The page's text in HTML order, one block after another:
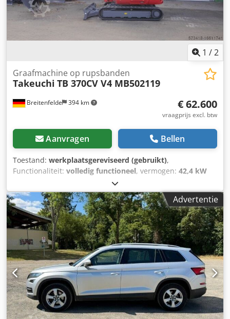
1 /2
Breitenfelde 394 km
Graafmachine op rupsbanden
Takeuchi TB 370CV V4 MB502119
€ 62.600
vraagprijs excl. btw
Aanvragen Bellen
Toestand: werkplaatsgereviseerd (gebruikt),
Functionaliteit: volledig functioneel, vermogen: 42,4 kW
diesel
Bouwjaar:2020, bedrijfsturen:2.350 h, Uitrusting:UVV
veiligheidskeuring, airconditioning, boordcomputer,
cabine, extra koplampen, grijperhydrauliek, hydraulica,
hydraulische hamer, rubberen rupsbanden,
Programmeerbaar extra regelcircuit met proport.
besturing + AB, programmeerbare extra schakeling met
proport. besturing, extra circuit voor hydr. snelwissel,
Dcodpfx Aqot I Tp Solsk programmeerbaar extra circuit
met proport. besturing (elektrische kantelverstelling)
Hulphydrauliek geïnstalleerd tot aan de lepelarm met
hogedrukafsluiters, automatisch
snelheidsreductiesysteem, elektrische brandstofpomp,
Advertentie